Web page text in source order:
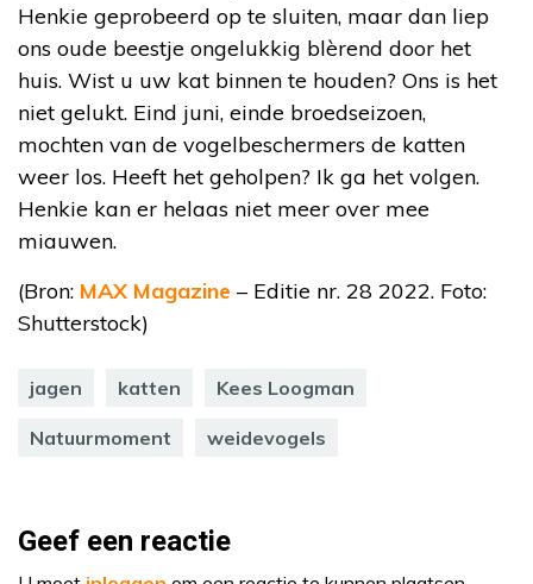
Henkie geprobeerd op te sluiten, maar dan liep
ons oude beestje ongelukkig blèrend door het
huis. Wist u uw kat binnen te houden? Ons is het
niet gelukt. Eind juni, einde broedseizoen,
mochten van de vogelbeschermers de katten
weer los. Heeft het geholpen? Ik ga het volgen.
Henkie kan er helaas niet meer over mee
miauwen.
(Bron: MAX Magazine – Editie nr. 28 2022. Foto:
Shutterstock)
jagen katten Kees Loogman
Natuurmoment weidevogels
Geef een reactie